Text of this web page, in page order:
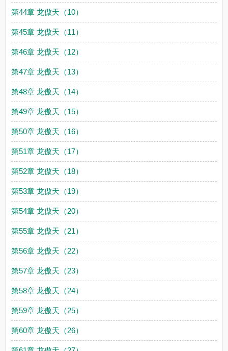
第44章 龙傲天（10）
第45章 龙傲天（11）
第46章 龙傲天（12）
第47章 龙傲天（13）
第48章 龙傲天（14）
第49章 龙傲天（15）
第50章 龙傲天（16）
第51章 龙傲天（17）
第52章 龙傲天（18）
第53章 龙傲天（19）
第54章 龙傲天（20）
第55章 龙傲天（21）
第56章 龙傲天（22）
第57章 龙傲天（23）
第58章 龙傲天（24）
第59章 龙傲天（25）
第60章 龙傲天（26）